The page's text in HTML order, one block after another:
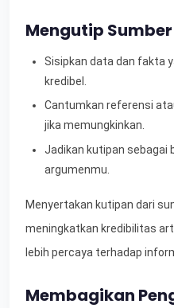
Mengutip
Sisipkan data dan fakta
kredibel.
Cantumkan referensi
jika memungkinkan.
Jadikan kutipan sebagai
argumenmu.
Menyertakan kutipan dari
meningkatkan kredibilitas
lebih percaya terhadap
Membagikan